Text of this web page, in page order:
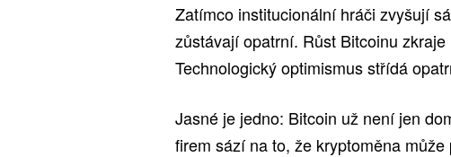
Zatímco institucionální hráči zvyšují
zůstávají opatrní. Růst Bitcoinu
Technologický optimismus střídá
Jasné je jedno: Bitcoin už není jen
firem sází na to, že kryptoměna